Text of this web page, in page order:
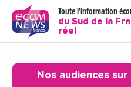
Toute l'information
du Sud de la
réel
Nos audiences